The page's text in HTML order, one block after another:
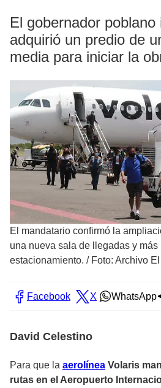
El gobernador
adquirió un predio de
media para iniciar la
El mandatario confirmó la
una nueva sala de llegadas y más
estacionamiento. / Foto: Archivo
Facebook X WhatsApp
David Celestino
Para que la aerolínea Volaris
rutas en el Aeropuerto